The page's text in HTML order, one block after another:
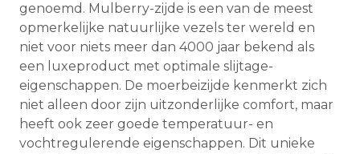
genoemd. Mulberry-zijde is een van de meest
opmerkelijke natuurlijke vezels ter wereld en
niet voor niets meer dan 4000 jaar bekend als
een luxeproduct met optimale slijtage-
eigenschappen. De moerbeizijde kenmerkt zich
niet alleen door zijn uitzonderlijke comfort, maar
heeft ook zeer goede temperatuur- en
vochtregulerende eigenschappen. Dit unieke